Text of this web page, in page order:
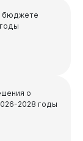
бюджете
о
2028 годы